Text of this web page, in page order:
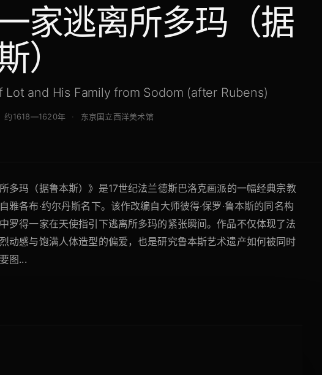
家逃离所多玛（据
）
Lot and His Family from Sodom (after Rubens)
约1618—1620年 东京国立西洋美术馆
多玛（据鲁本斯）》是17世纪法兰德斯巴洛克画派的一幅经典宗教
雅各布·约尔丹斯名下。该作改编自大师彼得·保罗·鲁本斯的同名构
罗得一家在天使指引下逃离所多玛的紧张瞬间。作品不仅体现了法
动感与饱满人体造型的偏爱，也是研究鲁本斯艺术遗产如何被同时
图...